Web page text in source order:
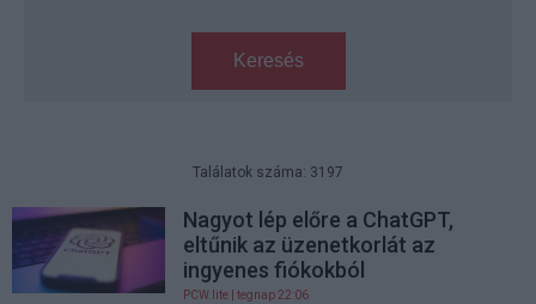
Keresés
Találatok száma: 3197
Nagyot lép előre a ChatGPT,
eltűnik az üzenetkorlát az
ingyenes fiókokból
PCW.lite | tegnap 22:06